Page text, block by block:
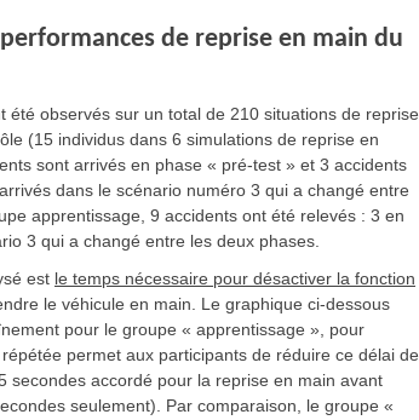
de reprise en main du
été observés sur un total de 210 situations de reprise
(15 individus dans 6 simulations de reprise en
sont arrivés en phase « pré-test » et 3 accidents
dans le scénario numéro 3 qui a changé entre
apprentissage, 9 accidents ont été relevés : 3 en
3 qui a changé entre les deux phases.
est le temps nécessaire pour désactiver la fonction
le véhicule en main. Le graphique ci-dessous
pour le groupe « apprentissage », pour
permet aux participants de réduire ce délai de
secondes accordé pour la reprise en main avant
seulement). Par comparaison, le groupe «